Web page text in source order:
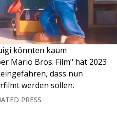
könnten kaum
Mario Bros. Film" hat 2023
dass nun
werden sollen.
PRESS